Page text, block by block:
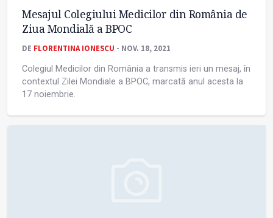
Mesajul Colegiului Medicilor din România de
Ziua Mondială a BPOC
DE FLORENTINA IONESCU - NOV. 18, 2021
Colegiul Medicilor din România a transmis ieri un mesaj, în
contextul Zilei Mondiale a BPOC, marcată anul acesta la
17 noiembrie.